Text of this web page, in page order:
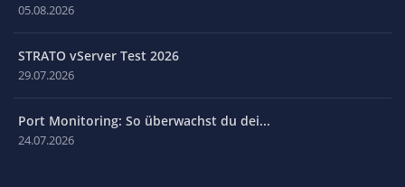
05.08.2026
STRATO vServer Test 2026
29.07.2026
Port Monitoring: So überwachst du dei...
24.07.2026